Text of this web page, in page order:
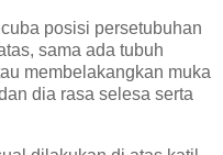
posisi persetubuhan
sama ada tubuh
membelakangkan muka
dia rasa selesa serta